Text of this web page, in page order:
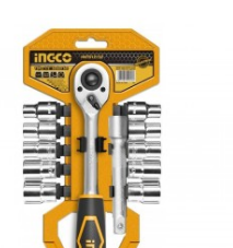
Ala
Gocciolante
0,20 € (IVA
incl.)
Valvola Per
Manichetta